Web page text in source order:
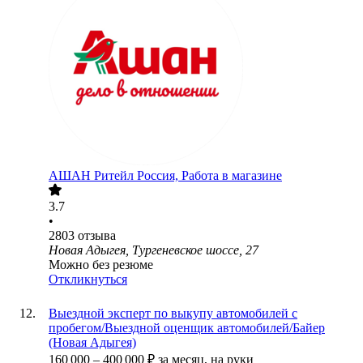
АШАН Ритейл Россия, Работа в магазине
3.7
•
2803 отзыва
Новая Адыгея, Тургеневское шоссе, 27
Можно без резюме
Откликнуться
Выездной эксперт по выкупу автомобилей с
пробегом/Выездной оценщик автомобилей/Байер
(Новая Адыгея)
160 000 – 400 000 ₽ за месяц, на руки